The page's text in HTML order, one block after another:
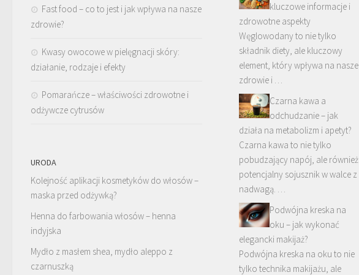
Fast food – co to jest i jak wpływa na nasze
zdrowie?
Kwasy owocowe w pielęgnacji skóry:
działanie, rodzaje i efekty
Pomarańcze – właściwości zdrowotne i
odżywcze cytrusów
URODA
Kolejność aplikacji kosmetyków do włosów –
maska przed odżywką?
Henna do farbowania włosów – henna
indyjska
Mydło z masłem shea, mydło aleppo z
czarnuszką
kluczowe informacje i
zdrowotne aspekty
Węglowodany to nie tylko
składnik diety, ale kluczowy
element, który wpływa na nasze
zdrowie i …
Czarna kawa a
odchudzanie – jak
działa na metabolizm i apetyt?
Czarna kawa to nie tylko
pobudzający napój, ale również
potencjalny sojusznik w walce z
nadwagą. …
Podwójna kreska na
oku – jak wykonać
elegancki makijaż?
Podwójna kreska na oku to nie
tylko technika makijażu, ale